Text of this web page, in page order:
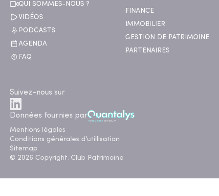
QUI SOMMES-NOUS ?
VIDÉOS
PODCASTS
AGENDA
FAQ
FINANCE
IMMOBILIER
GESTION DE PATRIMOINE
PARTENAIRES
Suivez-nous sur
Données fournies par
Mentions légales
Conditions générales d'utillisation
Sitemap
© 2026 Copyright. Club Patrimoine